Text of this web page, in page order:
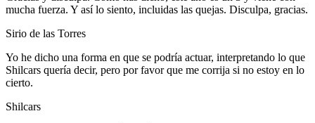
mucha fuerza. Y así lo siento, incluidas las quejas. Disculpa, gracias.
Sirio de las Torres
Yo he dicho una forma en que se podría actuar, interpretando lo que
Shilcars quería decir, pero por favor que me corrija si no estoy en lo
cierto.
Shilcars